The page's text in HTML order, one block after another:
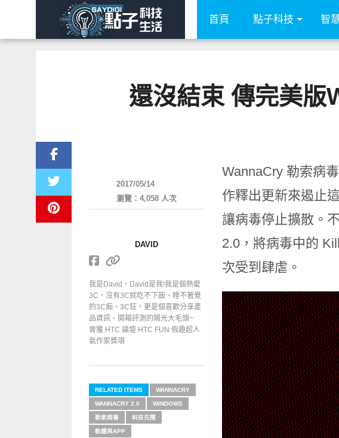
首頁 點子科技 智
還沒結束 傳完美版
WannaCry 勒索病
作釋出更新來遏止
讓病毒停止擴散。
2.0，將病毒中的
次受到肆虐。
2017/05/14
瀏覽：4,058 人次
DAVID
我是David，David是我!我是個熱愛
3C，沒有3C就吃不下飯、睡不著覺
的3C痴、3C狂，更是個喜歡分享產
品資訊、開箱評測的陽光大毛頭~
曾獲 HTC 論壇 HTC FUN 假趣超人
氣作家獎項
RELATED ITEMS WANNACRY
WANNACRY 2.0 WINDOWS
勒索病毒 科技先聞
軟體與APP